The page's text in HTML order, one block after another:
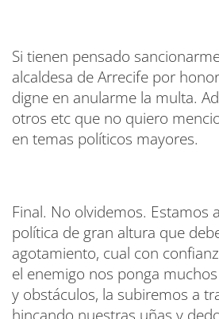
Si tienen pensado
alcaldesa de Arrecife por
digne en anularme la multa.
otros etc que no quiero
en temas políticos mayores.
Final. No olvidemos. Estamos
política de gran altura que
agotamiento, cual con
el enemigo nos ponga
y obstáculos, la subiremos a